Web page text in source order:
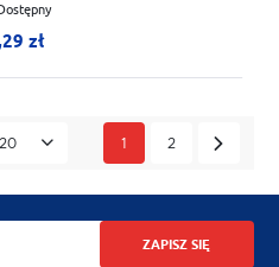
zł
W koszyku:
20 1 2
ZAPISZ SIĘ